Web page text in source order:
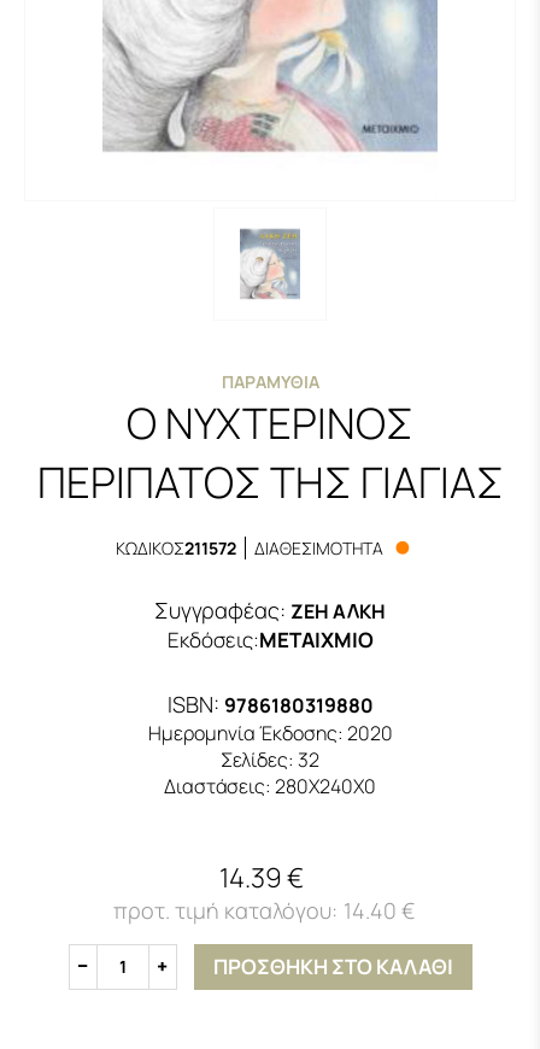
ΠΑΡΑΜΎΘΙΑ
Ο ΝΥΧΤΕΡΙΝΟΣ
ΠΕΡΙΠΑΤΟΣ ΤΗΣ ΓΙΑΓΙΑΣ
ΚΩΔΙΚΟΣ211572 ΔΙΑΘΕΣΙΜΟΤΗΤΑ
Συγγραφέας: ΖΕΗ ΑΛΚΗ
Εκδόσεις:ΜΕΤΑΙΧΜΙΟ
ISBN: 9786180319880
Ημερομηνία Έκδοσης: 2020
Σελίδες: 32
Διαστάσεις: 280Χ240Χ0
14.39 €
14.40 €
1 ΠΡΟΣΘΗΚΗ ΣΤΟ ΚΑΛΑΘΙ